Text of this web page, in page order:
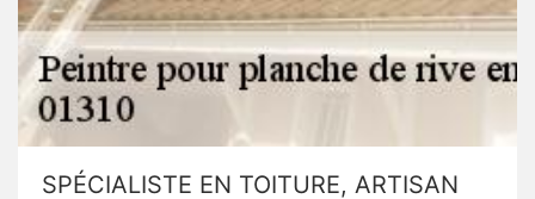
SPÉCIALISTE EN TOITURE, ARTISAN